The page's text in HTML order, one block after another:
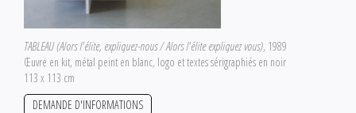
TABLEAU (Alors l'élite, expliquez-nous / Alors l'élite expliquez vous), 1989
Œuvre en kit, métal peint en blanc, logo et textes sérigraphiés en noir
113 x 113 cm
DEMANDE D'INFORMATIONS